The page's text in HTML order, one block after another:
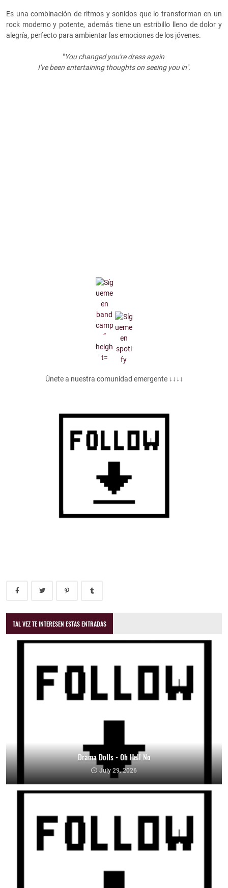
Es una combinación de ritmos y sonidos que lo transforman en un
rock moderno y potente, además tiene un estribillo lleno de dolor y
alegría, perfecto para ambientar las emociones de los jóvenes.
"You changed you're dress again
I've been entertaining thoughts on seeing you in".
Únete a nuestra comunidad emergente ↓↓↓↓
TAL VEZ TE INTERESEN ESTAS ENTRADAS
Drama Dolls - Oh Hell No
July 29, 2026